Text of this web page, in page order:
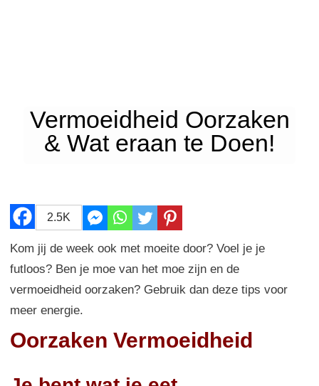
Vermoeidheid Oorzaken
& Wat eraan te Doen!
2.5K
Kom jij de week ook met moeite door? Voel je je
futloos? Ben je moe van het moe zijn en de
vermoeidheid oorzaken? Gebruik dan deze tips voor
meer energie.
Oorzaken Vermoeidheid